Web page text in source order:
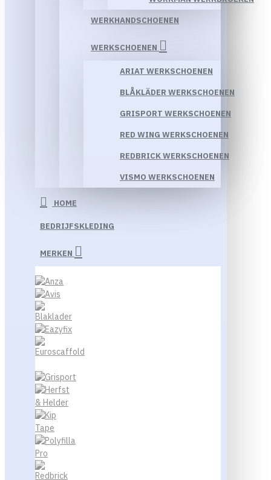
WERKHANDSCHOENEN
WERKSCHOENEN
ARIAT WERKSCHOENEN
BLÅKLÄDER WERKSCHOENEN
GRISPORT WERKSCHOENEN
RED WING WERKSCHOENEN
REDBRICK WERKSCHOENEN
VISMO WERKSCHOENEN
HOME
BEDRIJFSKLEDING
MERKEN